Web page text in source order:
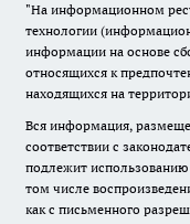
"На информационном
технологии
информации на основе
относящихся к
находящихся на
Вся информация,
соответствии с
подлежит
том числе
как с письменного